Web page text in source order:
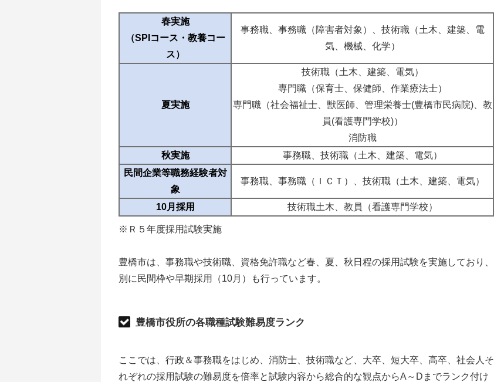
春実施
（SPIコース・教養コー
ス）
事務職、事務職（障害者対象）、技術職（土木、建築、電
気、機械、化学）
夏実施
技術職（土木、建築、電気）
専門職（保育士、保健師、作業療法士）
専門職（社会福祉士、獣医師、管理栄養士(豊橋市民病院)、教
員(看護専門学校)）
消防職
秋実施
事務職、技術職（土木、建築、電気）
民間企業等職務経験者対
象
事務職、事務職（ＩＣＴ）、技術職（土木、建築、電気）
10月採用 技術職土木、教員（看護専門学校）
※Ｒ５年度採用試験実施
豊橋市は、事務職や技術職、資格免許職など春、夏、秋日程の採用試験を実施しており、
別に民間枠や早期採用（10月）も行っています。
豊橋市役所の各職種試験難易度ランク
ここでは、行政＆事務職をはじめ、消防士、技術職など、大卒、短大卒、高卒、社会人そ
れぞれの採用試験の難易度を倍率と試験内容から総合的な観点からA～Dまでランク付け